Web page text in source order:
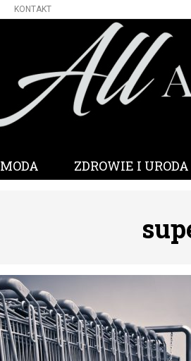
KONTAKT
MODA ZDROWIE I URODA